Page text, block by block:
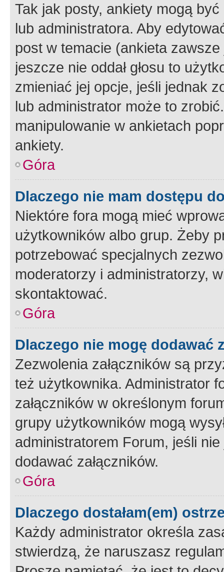
Tak jak posty, ankiety mogą
lub administratora. Aby
post w temacie (ankieta
jeszcze nie oddał głosu to
zmieniać jej opcje, jeśli jednak
lub administrator może to
manipulowanie w ankietach
ankiety.
Góra
Dlaczego nie mam dostępu
Niektóre fora mogą mieć
użytkowników albo grup. Żeby
potrzebować specjalnych
moderatorzy i administratorzy,
skontaktować.
Góra
Dlaczego nie mogę dodawać
Zezwolenia załączników są
też użytkownika. Administrator
załączników w określonym
grupy użytkowników mogą
administratorem Forum, jeśli
dodawać załączników.
Góra
Dlaczego dostałam(em)
Każdy administrator określa
stwierdzą, że naruszasz